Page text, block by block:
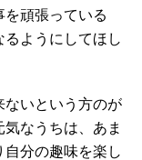
頑張っている
ようにしてほし
ないという方のが
なうちは、あま
分の趣味を楽し